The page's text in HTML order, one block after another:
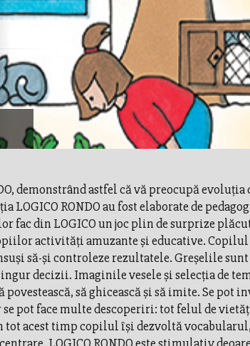
demonstrând astfel că vă preocupă
LOGICO RONDO au fost elaborate de
fac din LOGICO un joc plin de surprize
activităţi amuzante şi educative. Copilul
să-şi controleze rezultatele. Greşelile
decizii. Imaginile vesele şi selecţia de
să ghicească şi să imite. Se pot
pot face multe descoperiri: tot felul de
acest timp copilul îşi dezvoltă